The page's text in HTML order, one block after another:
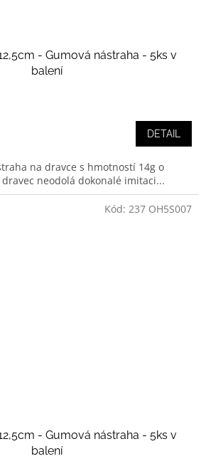
- Gumová nástraha - 5ks v
balení
DETAIL
na dravce s hmotností 14g o
neodolá dokonalé imitaci...
- Gumová nástraha - 5ks v
balení
Kód: 237 OH5S007